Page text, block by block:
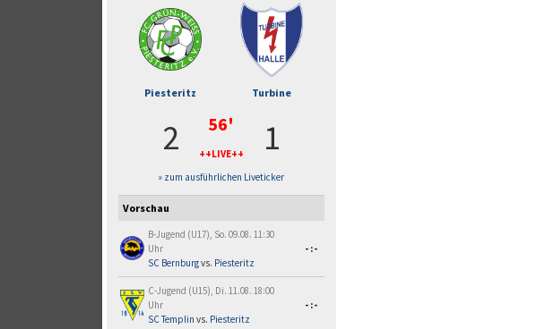
Piesteritz Turbine
2 56'
++LIVE++ 1
» zum ausführlichen Liveticker
Vorschau
B-Jugend (U17), So. 09.08. 11:30
Uhr
SC Bernburgvs. Piesteritz
-:-
C-Jugend (U15), Di. 11.08. 18:00
Uhr
SC Templin vs. Piesteritz
-:-